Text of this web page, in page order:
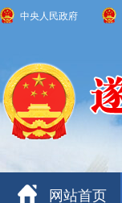
中央人民政府
网站首页